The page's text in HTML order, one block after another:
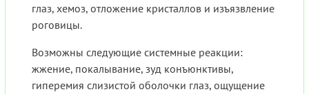
глаз, хемоз, отложение кристаллов и изъязвление
роговицы.
Возможны следующие системные реакции:
жжение, покалывание, зуд конъюнктивы,
гиперемия слизистой оболочки глаз, ощущение